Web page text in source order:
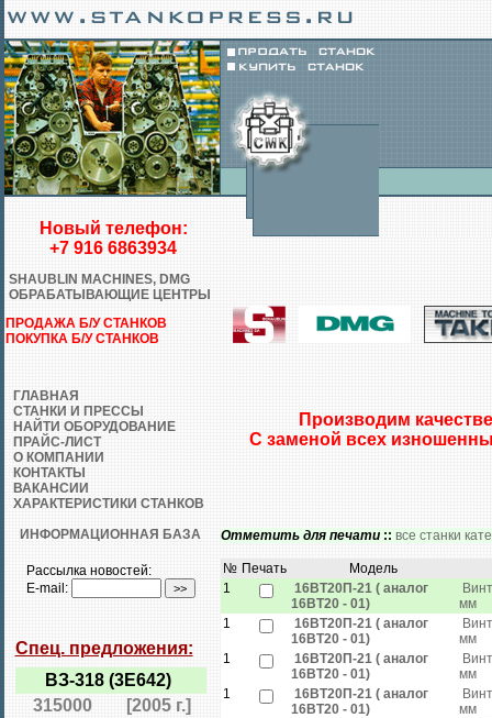
Новый телефон:
+7 916 6863934
SHAUBLIN MACHINES, DMG
ОБРАБАТЫВАЮЩИЕ ЦЕНТРЫ
ПРОДАЖА Б/У СТАНКОВ
ПОКУПКА Б/У СТАНКОВ
ГЛАВНАЯ
СТАНКИ И ПРЕССЫ
НАЙТИ ОБОРУДОВАНИЕ
ПРАЙС-ЛИСТ
О КОМПАНИИ
КОНТАКТЫ
ВАКАНСИИ
ХАРАКТЕРИСТИКИ СТАНКОВ
ИНФОРМАЦИОННАЯ БАЗА
Рассылка новостей:
E-mail:
Спец. предложения:
ВЗ-318 (3Е642)
315000
[2005 г.]
Производим
С заменой всех
Отметить для печати :: все станки
№ Печать
Модель
1
16ВТ20П-21 ( аналог
16ВТ20 - 01)
мм
1
16ВТ20П-21 ( аналог
16ВТ20 - 01)
мм
1
16ВТ20П-21 ( аналог
16ВТ20 - 01)
мм
1
16ВТ20П-21 ( аналог
16ВТ20 - 01)
мм